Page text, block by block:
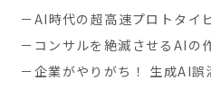
－AI時代の超高速プロトタイ
－コンサルを絶滅させるAIの
－企業がやりがち！ 生成AI誤